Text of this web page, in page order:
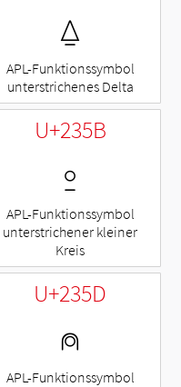
⍙
APL-Funktionssymbol
unterstrichenes Delta
U+235B
⍛
APL-Funktionssymbol
unterstrichener kleiner
Kreis
U+235D
⍝
APL-Funktionssymbol